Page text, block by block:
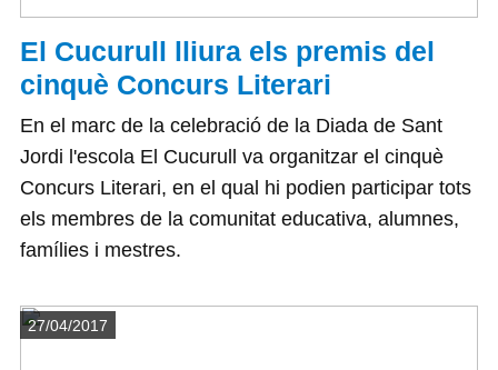
El Cucurull lliura els premis del
cinquè Concurs Literari
En el marc de la celebració de la Diada de Sant
Jordi l'escola El Cucurull va organitzar el cinquè
Concurs Literari, en el qual hi podien participar tots
els membres de la comunitat educativa, alumnes,
famílies i mestres.
Detalls
27/04/2017